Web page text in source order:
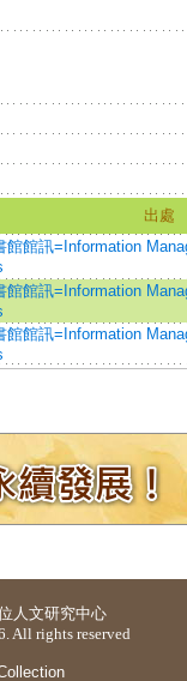
出處
館館訊=Information
館館訊=Information
館館訊=Information
人文研究中心
All rights reserved